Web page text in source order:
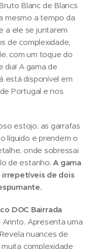
Blanc de Blancs
mesmo a tempo da
a ele se juntarem
de complexidade,
com um toque do
dia! A gama de
está disponível em
Portugal e nos
estojo, as garrafas
líquido e prendem o
onde sobressai
de estanho.A gama
de dois
DOC Bairrada
Arinto. Apresenta uma
nuances de
complexidade